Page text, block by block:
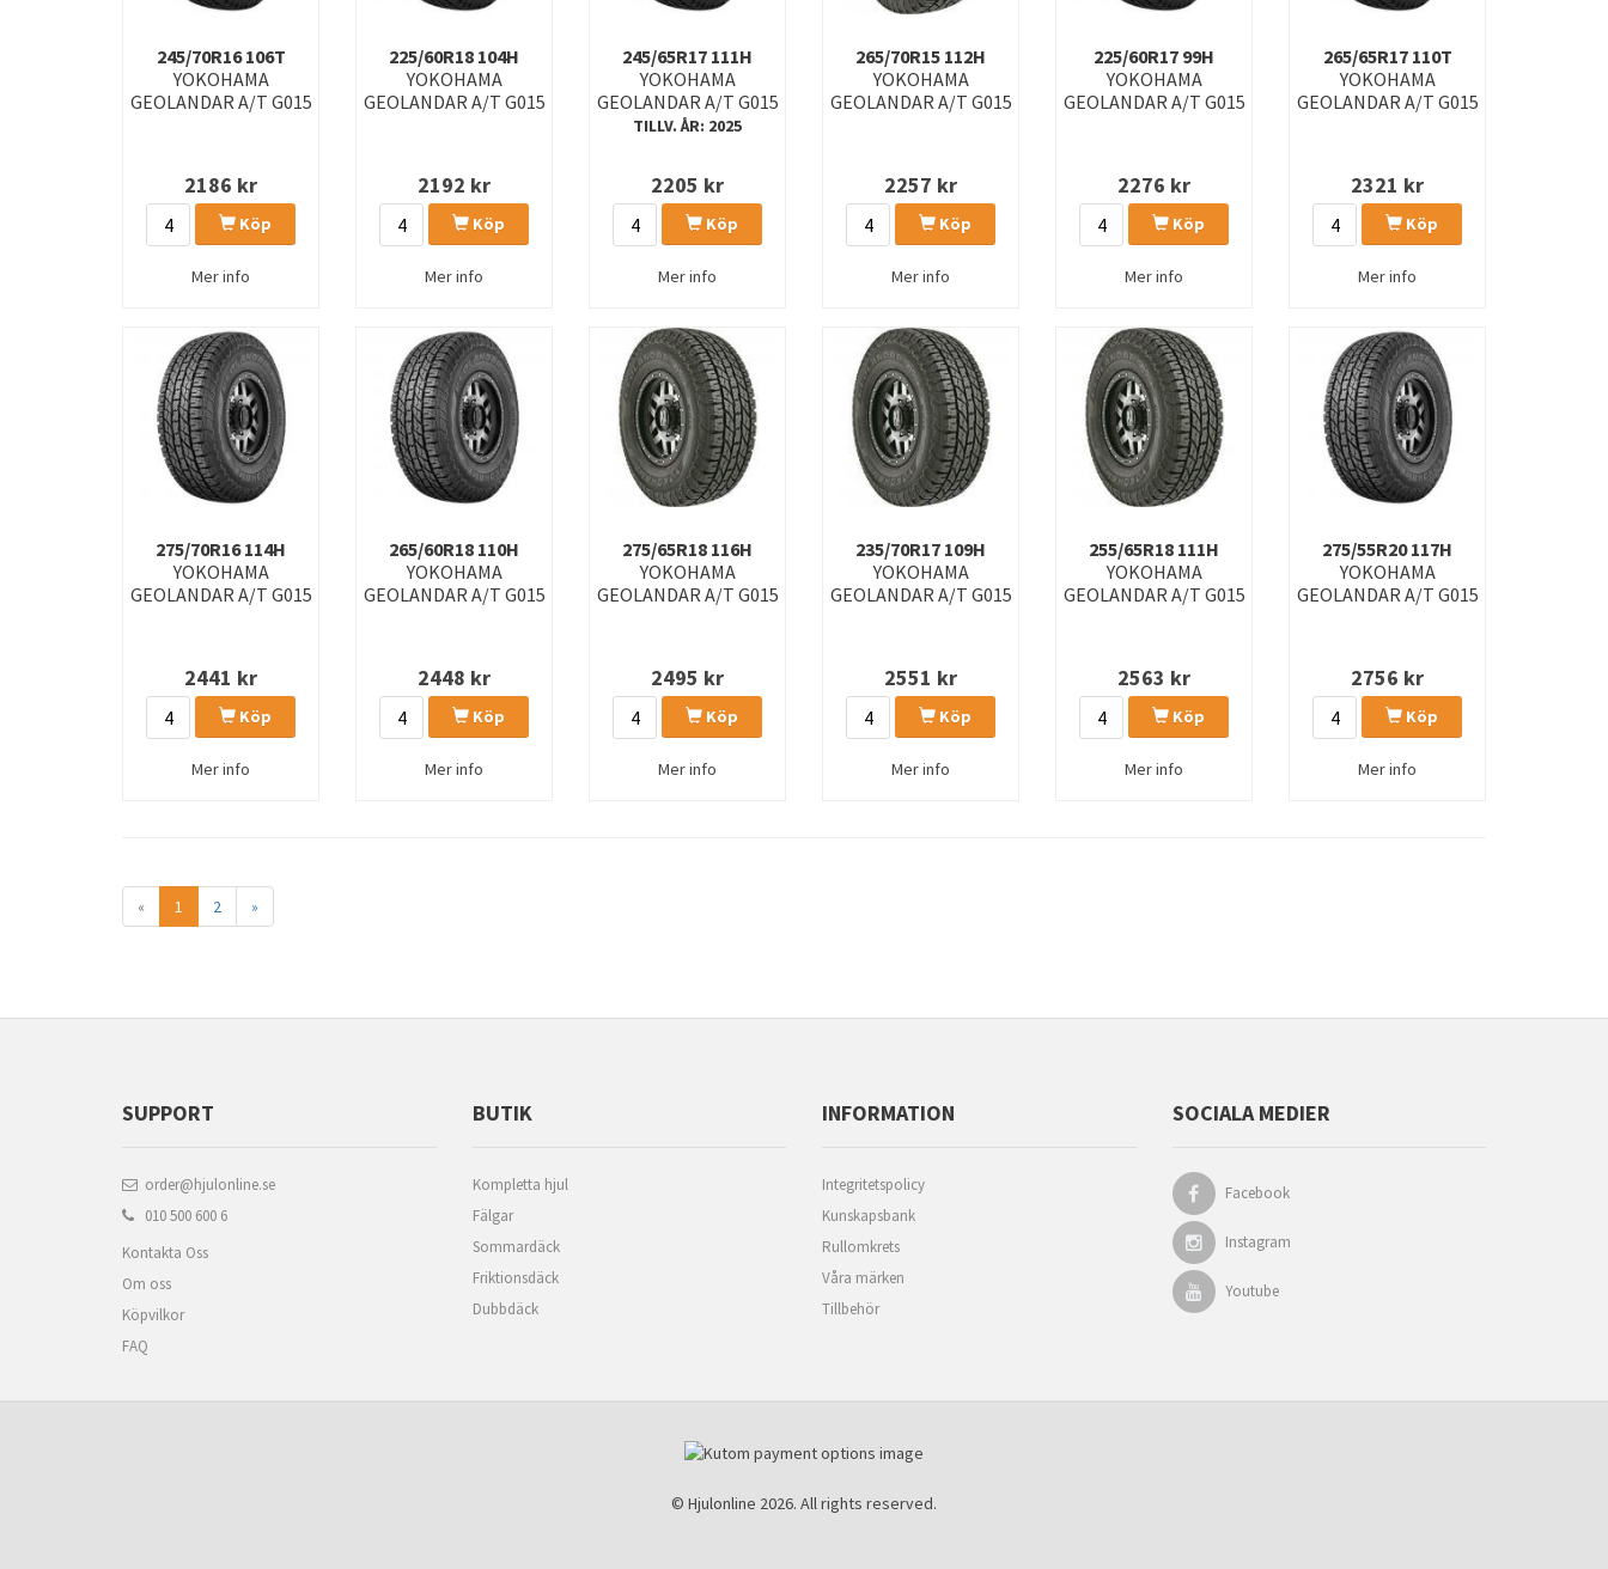
245/70R16 106T
YOKOHAMA
GEOLANDAR A/T G015
2186 kr
Köp
Mer info
225/60R18 104H
YOKOHAMA
GEOLANDAR A/T G015
2192 kr
Köp
Mer info
245/65R17 111H
YOKOHAMA
GEOLANDAR A/T G015
TILLV. ÅR: 2025
2205 kr
Köp
Mer info
265/70R15 112H
YOKOHAMA
GEOLANDAR A/T G015
2257 kr
Köp
Mer info
225/60R17 99H
YOKOHAMA
GEOLANDAR A/T G015
2276 kr
Köp
Mer info
265/65R17 110T
YOKOHAMA
GEOLANDAR A/T G015
2321 kr
Köp
Mer info
275/70R16 114H
YOKOHAMA
GEOLANDAR A/T G015
2441 kr
Köp
Mer info
265/60R18 110H
YOKOHAMA
GEOLANDAR A/T G015
2448 kr
Köp
Mer info
275/65R18 116H
YOKOHAMA
GEOLANDAR A/T G015
2495 kr
Köp
Mer info
235/70R17 109H
YOKOHAMA
GEOLANDAR A/T G015
2551 kr
Köp
Mer info
255/65R18 111H
YOKOHAMA
GEOLANDAR A/T G015
2563 kr
Köp
Mer info
275/55R20 117H
YOKOHAMA
GEOLANDAR A/T G015
2756 kr
Köp
Mer info
« 1 2 »
SUPPORT
order@hjulonline.se
010 500 600 6
Kontakta Oss
Om oss
Köpvilkor
FAQ
BUTIK
Kompletta hjul
Fälgar
Sommardäck
Friktionsdäck
Dubbdäck
INFORMATION
Integritetspolicy
Kunskapsbank
Rullomkrets
Våra märken
Tillbehör
SOCIALA MEDIER
Facebook
Instagram
Youtube
© Hjulonline 2026. All rights reserved.